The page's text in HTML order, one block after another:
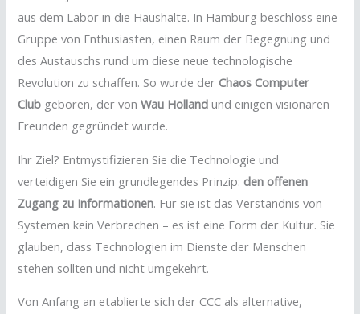
aus dem Labor in die Haushalte. In Hamburg beschloss eine
Gruppe von Enthusiasten, einen Raum der Begegnung und
des Austauschs rund um diese neue technologische
Revolution zu schaffen. So wurde der Chaos Computer
Club geboren, der vonWau Holland und einigen visionären
Freunden gegründet wurde.
Ihr Ziel? Entmystifizieren Sie die Technologie und
verteidigen Sie ein grundlegendes Prinzip: den offenen
Zugang zu Informationen. Für sie ist das Verständnis von
Systemen kein Verbrechen – es ist eine Form der Kultur. Sie
glauben, dass Technologien im Dienste der Menschen
stehen sollten und nicht umgekehrt.
Von Anfang an etablierte sich der CCC als alternative,